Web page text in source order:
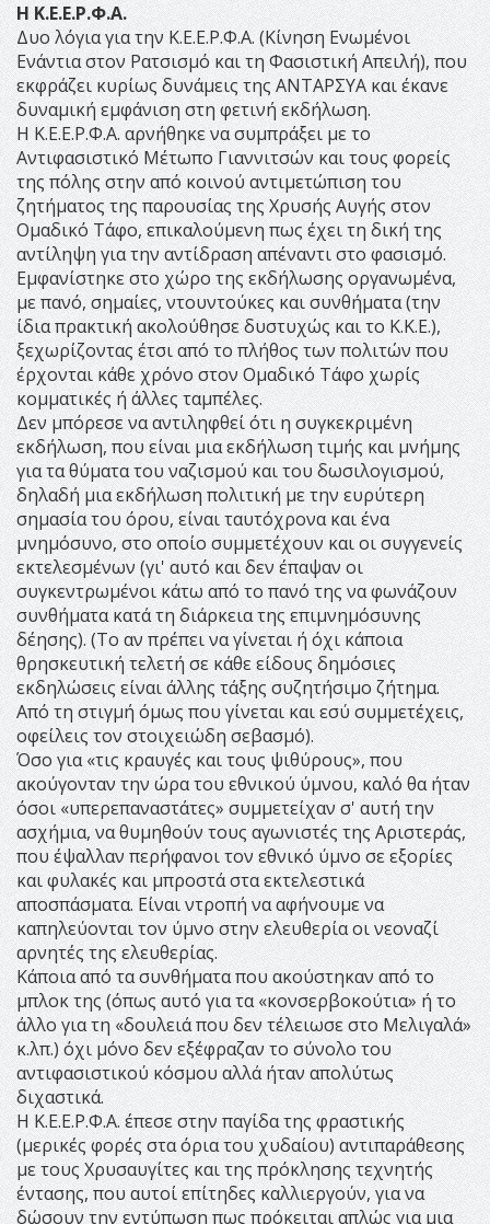
Η Κ.Ε.Ε.Ρ.Φ.Α.
Δυο λόγια για την Κ.Ε.Ε.Ρ.Φ.Α. (Κίνηση Ενωμένοι
Ενάντια στον Ρατσισμό και τη Φασιστική Απειλή), που
εκφράζει κυρίως δυνάμεις της ΑΝΤΑΡΣΥΑ και έκανε
δυναμική εμφάνιση στη φετινή εκδήλωση.
Η Κ.Ε.Ε.Ρ.Φ.Α. αρνήθηκε να συμπράξει με το
Αντιφασιστικό Μέτωπο Γιαννιτσών και τους φορείς
της πόλης στην από κοινού αντιμετώπιση του
ζητήματος της παρουσίας της Χρυσής Αυγής στον
Ομαδικό Τάφο, επικαλούμενη πως έχει τη δική της
αντίληψη για την αντίδραση απέναντι στο φασισμό.
Εμφανίστηκε στο χώρο της εκδήλωσης οργανωμένα,
με πανό, σημαίες, ντουντούκες και συνθήματα (την
ίδια πρακτική ακολούθησε δυστυχώς και το Κ.Κ.Ε.),
ξεχωρίζοντας έτσι από το πλήθος των πολιτών που
έρχονται κάθε χρόνο στον Ομαδικό Τάφο χωρίς
κομματικές ή άλλες ταμπέλες.
Δεν μπόρεσε να αντιληφθεί ότι η συγκεκριμένη
εκδήλωση, που είναι μια εκδήλωση τιμής και μνήμης
για τα θύματα του ναζισμού και του δωσιλογισμού,
δηλαδή μια εκδήλωση πολιτική με την ευρύτερη
σημασία του όρου, είναι ταυτόχρονα και ένα
μνημόσυνο, στο οποίο συμμετέχουν και οι συγγενείς
εκτελεσμένων (γι' αυτό και δεν έπαψαν οι
συγκεντρωμένοι κάτω από το πανό της να φωνάζουν
συνθήματα κατά τη διάρκεια της επιμνημόσυνης
δέησης). (Το αν πρέπει να γίνεται ή όχι κάποια
θρησκευτική τελετή σε κάθε είδους δημόσιες
εκδηλώσεις είναι άλλης τάξης συζητήσιμο ζήτημα.
Από τη στιγμή όμως που γίνεται και εσύ συμμετέχεις,
οφείλεις τον στοιχειώδη σεβασμό).
Όσο για «τις κραυγές και τους ψιθύρους», που
ακούγονταν την ώρα του εθνικού ύμνου, καλό θα ήταν
όσοι «υπερεπαναστάτες» συμμετείχαν σ' αυτή την
ασχήμια, να θυμηθούν τους αγωνιστές της Αριστεράς,
που έψαλλαν περήφανοι τον εθνικό ύμνο σε εξορίες
και φυλακές και μπροστά στα εκτελεστικά
αποσπάσματα. Είναι ντροπή να αφήνουμε να
καπηλεύονται τον ύμνο στην ελευθερία οι νεοναζί
αρνητές της ελευθερίας.
Κάποια από τα συνθήματα που ακούστηκαν από το
μπλοκ της (όπως αυτό για τα «κονσερβοκούτια» ή το
άλλο για τη «δουλειά που δεν τέλειωσε στο Μελιγαλά»
κ.λπ.) όχι μόνο δεν εξέφραζαν το σύνολο του
αντιφασιστικού κόσμου αλλά ήταν απολύτως
διχαστικά.
Η Κ.Ε.Ε.Ρ.Φ.Α. έπεσε στην παγίδα της φραστικής
(μερικές φορές στα όρια του χυδαίου) αντιπαράθεσης
με τους Χρυσαυγίτες και της πρόκλησης τεχνητής
έντασης, που αυτοί επίτηδες καλλιεργούν, για να
δώσουν την εντύπωση πως πρόκειται απλώς για μια